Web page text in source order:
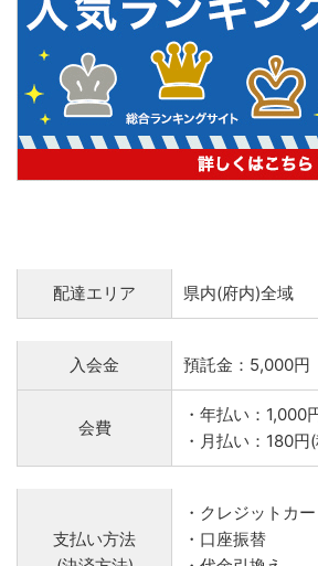
配達エリア 県内(府内)全域
入会金 預託金：5,000円
会費
・年払い：1,000
・月払い：180円
支払い方法
・クレジットカ
・口座振替